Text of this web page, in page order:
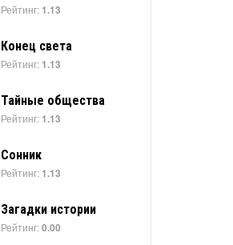
Рейтинг: 1.13
Конец света
Рейтинг: 1.13
Тайные общества
Рейтинг: 1.13
Сонник
Рейтинг: 1.13
Загадки истории
Рейтинг:0.00